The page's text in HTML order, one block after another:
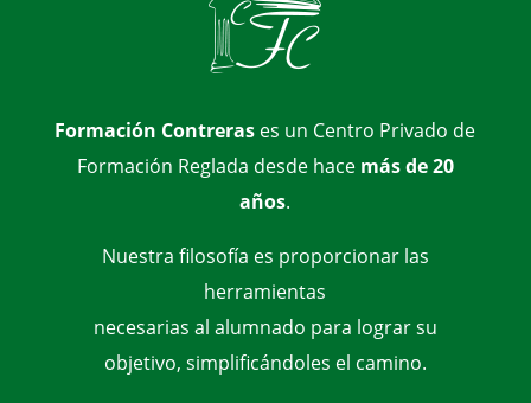
Formación Contreras es un Centro Privado de
Formación Reglada desde hace más de 20
años.
Nuestra filosofía es proporcionar las
herramientas
necesarias al alumnado para lograr su
objetivo, simplificándoles el camino.